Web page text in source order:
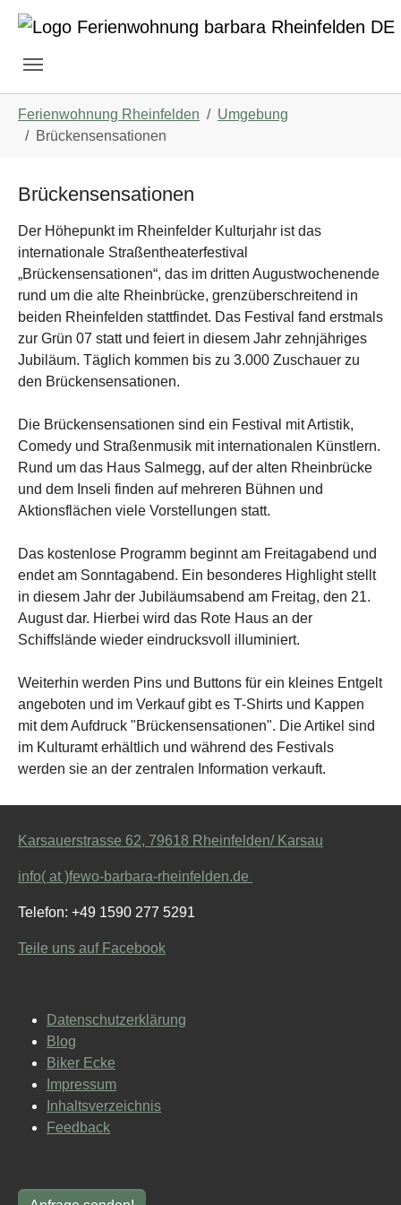
Ferienwohnung Rheinfelden
Umgebung
Brückensensationen
Brückensensationen
Der Höhepunkt im Rheinfelder Kulturjahr ist das
internationale Straßentheaterfestival
„Brückensensationen“, das im dritten Augustwochenende
rund um die alte Rheinbrücke, grenzüberschreitend in
beiden Rheinfelden stattfindet. Das Festival fand erstmals
zur Grün 07 statt und feiert in diesem Jahr zehnjähriges
Jubiläum. Täglich kommen bis zu 3.000 Zuschauer zu
den Brückensensationen.
Die Brückensensationen sind ein Festival mit Artistik,
Comedy und Straßenmusik mit internationalen Künstlern.
Rund um das Haus Salmegg, auf der alten Rheinbrücke
und dem Inseli finden auf mehreren Bühnen und
Aktionsflächen viele Vorstellungen statt.
Das kostenlose Programm beginnt am Freitagabend und
endet am Sonntagabend. Ein besonderes Highlight stellt
in diesem Jahr der Jubiläumsabend am Freitag, den 21.
August dar. Hierbei wird das Rote Haus an der
Schiffslände wieder eindrucksvoll illuminiert.
Weiterhin werden Pins und Buttons für ein kleines Entgelt
angeboten und im Verkauf gibt es T-Shirts und Kappen
mit dem Aufdruck "Brückensensationen". Die Artikel sind
im Kulturamt erhältlich und während des Festivals
werden sie an der zentralen Information verkauft.
Karsauerstrasse 62, 79618 Rheinfelden/ Karsau
info( at )fewo-barbara-rheinfelden.de
Telefon: +49 1590 277 5291
Teile uns auf Facebook
Datenschutzerklärung
Blog
Biker Ecke
Impressum
Inhaltsverzeichnis
Feedback